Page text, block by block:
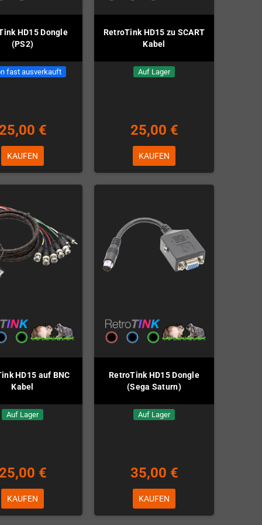
HD15 Dongle
(PS2)
fast ausverkauft
25,00 €
KAUFEN
RetroTink HD15 zu SCART
Kabel
Auf Lager
25,00 €
KAUFEN
HD15 auf BNC
Kabel
Auf Lager
25,00 €
KAUFEN
RetroTink HD15 Dongle
(Sega Saturn)
Auf Lager
35,00 €
KAUFEN